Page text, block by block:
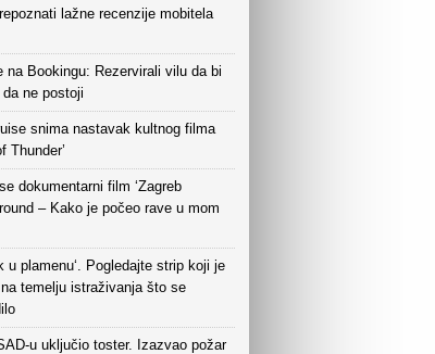
lažne recenzije mobitela
na Bookingu: Rezervirali vilu da bi
ne postoji
snima nastavak kultnog filma
Thunder’
dokumentarni film ‘Zagreb
– Kako je počeo rave u mom
u plamenu‘. Pogledajte strip koji je
temelju istraživanja što se
u uključio toster. Izazvao požar